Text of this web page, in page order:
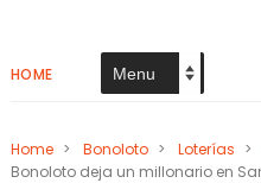
HOME
Home > Bonoloto > Loterías >
Bonoloto deja un millonario en